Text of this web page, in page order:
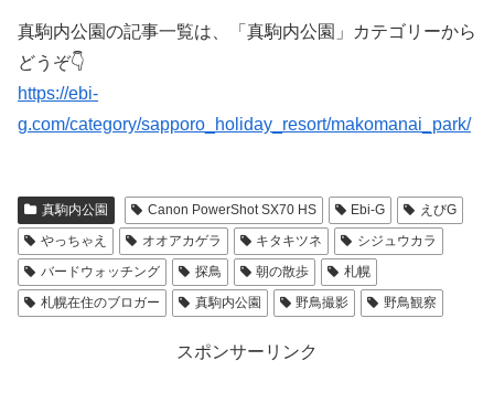
真駒内公園の記事一覧は、「真駒内公園」カテゴリーから
どうぞ👇
https://ebi-
g.com/category/sapporo_holiday_resort/makomanai_park/
真駒内公園 Canon PowerShot SX70 HS Ebi-G
えびG
やっちゃえ
オオアカゲラ キタキツネ
シジュウカラ
バードウォッチング
探鳥 朝の散歩
札幌
札幌在住のブロガー
真駒内公園 野鳥撮影 野鳥観察
スポンサーリンク